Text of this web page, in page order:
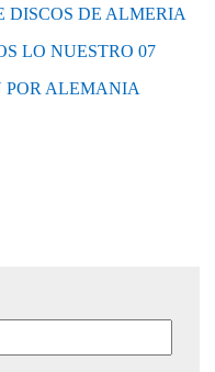
DISCOS DE ALMERIA
LO NUESTRO 07
POR ALEMANIA